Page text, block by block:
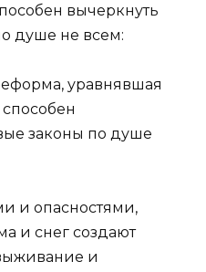
вычеркнуть
душе не всем:
уравнявшая
законы по душе
и опасностями,
и снег создают
и